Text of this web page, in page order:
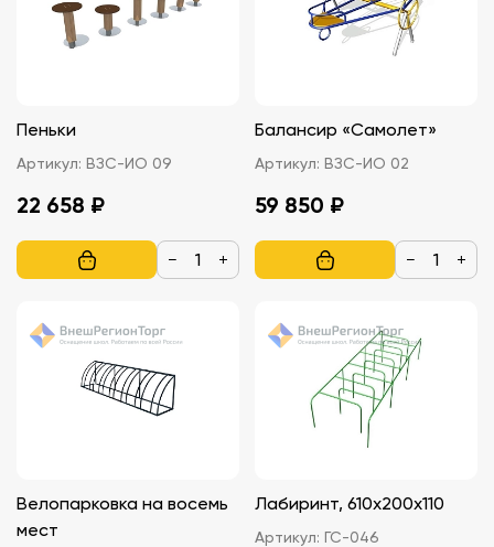
Пеньки
Артикул: ВЗС-ИО 09
22 658 ₽
− +
Балансир «Самолет»
Артикул: ВЗС-ИO 02
59 850 ₽
− +
Велопарковка на восемь
мест
Лабиринт, 610х200х110
Артикул: ГС-046